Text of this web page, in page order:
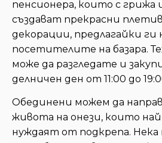
пенсионера, които с грижа
създават прекрасни
декорации, предлагайки ги
посетителите на базара.
може да разгледате и
делничен ден от 11:00 до
Обединени можем да
живота на онези, които
нуждаят от подкрепа. Нека